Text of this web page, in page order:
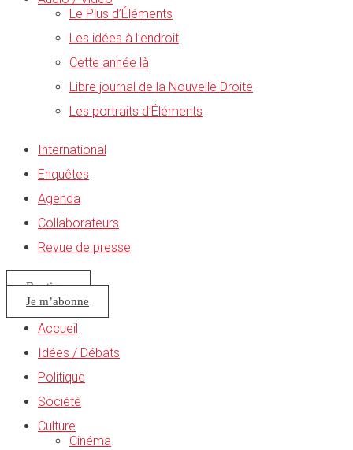
Le Plus d’Éléments
Les idées à l’endroit
Cette année là
Libre journal de la Nouvelle Droite
Les portraits d’Éléments
International
Enquêtes
Agenda
Collaborateurs
Revue de presse
Boutique
Je m’abonne
Accueil
Idées / Débats
Politique
Société
Culture
Cinéma